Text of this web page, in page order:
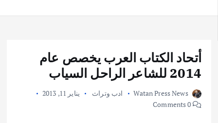
أتحاد الكتاب العرب يخصص عام
2014 للشاعر الراحل السياب
Watan Press News ادب وتراث
يناير 11, 2013